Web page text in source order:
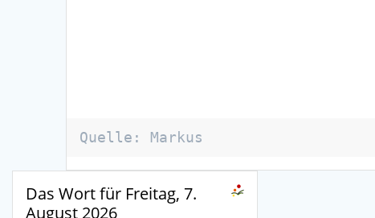
Quelle: Markus
Das Wort für Freitag, 7.
August 2026